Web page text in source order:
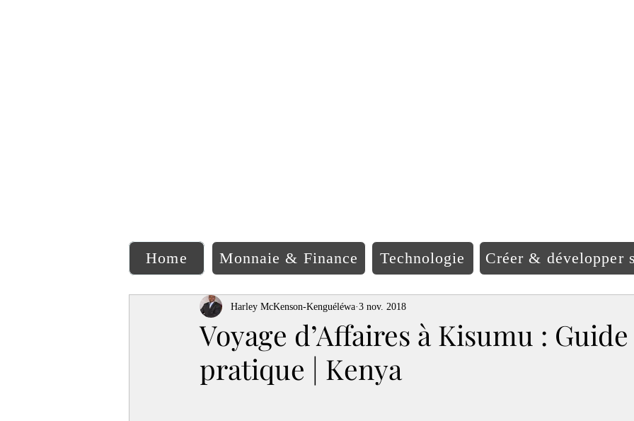
Home Monnaie & Finance Technologie Créer & développer
Voyage d’Affaires à Kisumu : Guide
pratique | Kenya
Harley McKenson-Kenguéléwa 3 nov. 2018